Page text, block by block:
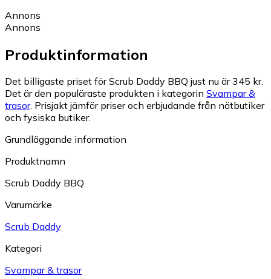
Annons
Annons
Produktinformation
Det billigaste priset för Scrub Daddy BBQ just nu är 345 kr.
Det är den populäraste produkten i kategorin Svampar &
trasor. Prisjakt jämför priser och erbjudande från nätbutiker
och fysiska butiker.
Grundläggande information
Produktnamn
Scrub Daddy BBQ
Varumärke
Scrub Daddy
Kategori
Svampar & trasor